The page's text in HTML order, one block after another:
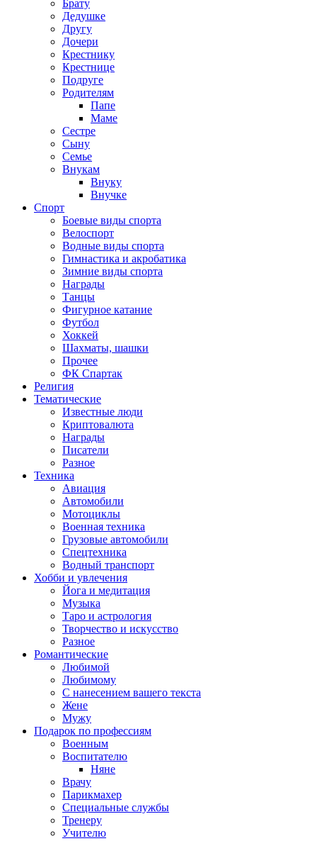
Брату
Дедушке
Другу
Дочери
Крестнику
Крестнице
Подруге
Родителям
Папе
Маме
Сестре
Сыну
Семье
Внукам
Внуку
Внучке
Спорт
Боевые виды спорта
Велоспорт
Водные виды спорта
Гимнастика и акробатика
Зимние виды спорта
Награды
Танцы
Фигурное катание
Футбол
Хоккей
Шахматы, шашки
Прочее
ФК Спартак
Религия
Тематические
Известные люди
Криптовалюта
Награды
Писатели
Разное
Техника
Авиация
Автомобили
Мотоциклы
Военная техника
Грузовые автомобили
Спецтехника
Водный транспорт
Хобби и увлечения
Йога и медитация
Музыка
Таро и астрология
Творчество и искусство
Разное
Романтические
Любимой
Любимому
С нанесением вашего текста
Жене
Мужу
Подарок по профессиям
Военным
Воспитателю
Няне
Врачу
Парикмахер
Специальные службы
Тренеру
Учителю